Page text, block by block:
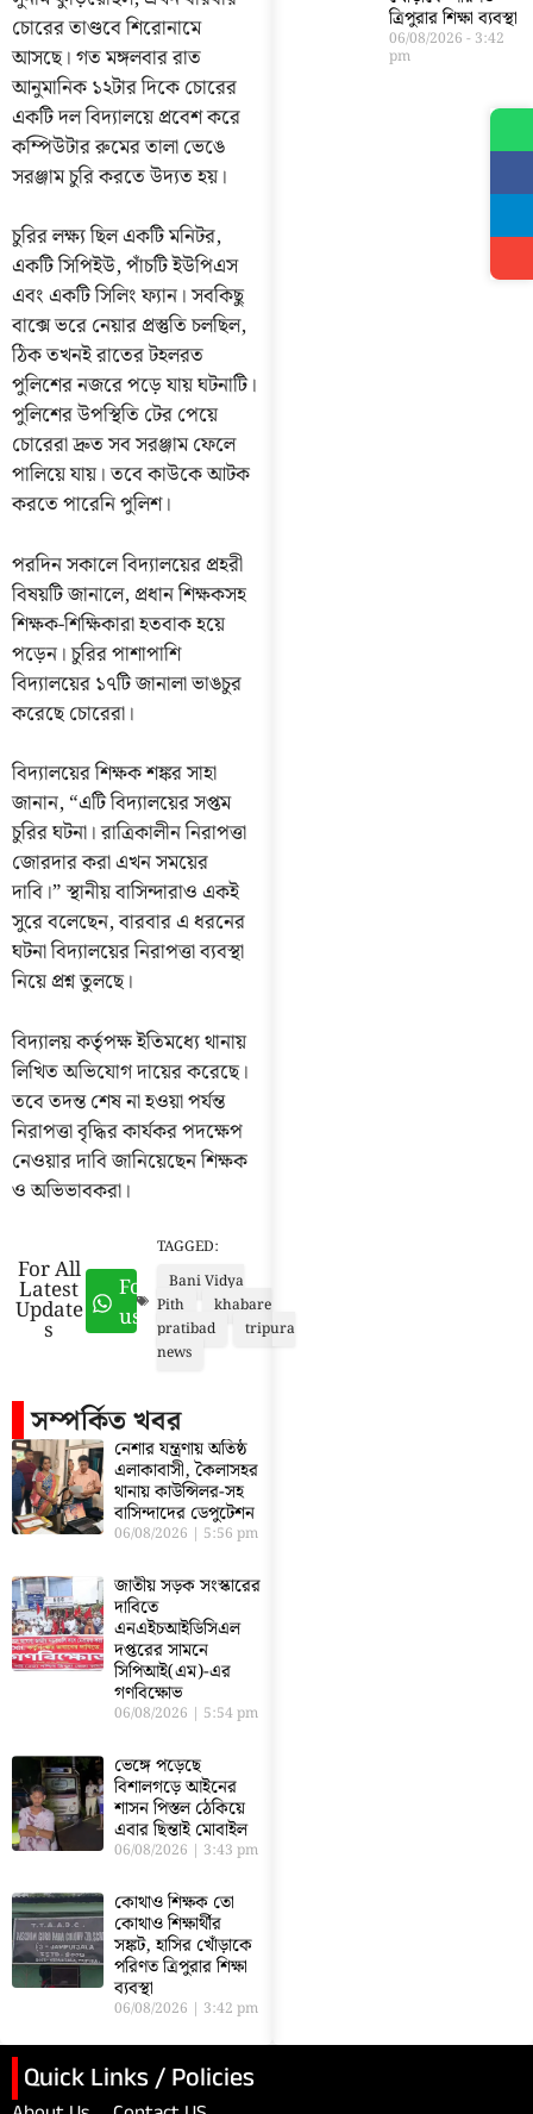
চোরের তাণ্ডবে শিরোনামে
আসছে। গত মঙ্গলবার রাত
আনুমানিক ১২টার দিকে চোরের
একটি দল বিদ্যালয়ে প্রবেশ করে
কম্পিউটার রুমের তালা ভেঙে
সরঞ্জাম চুরি করতে উদ্যত হয়।
চুরির লক্ষ্য ছিল একটি মনিটর,
একটি সিপিইউ, পাঁচটি ইউপিএস
এবং একটি সিলিং ফ্যান। সবকিছু
বাক্সে ভরে নেয়ার প্রস্তুতি চলছিল,
ঠিক তখনই রাতের টহলরত
পুলিশের নজরে পড়ে যায় ঘটনাটি।
পুলিশের উপস্থিতি টের পেয়ে
চোরেরা দ্রুত সব সরঞ্জাম ফেলে
পালিয়ে যায়। তবে কাউকে আটক
করতে পারেনি পুলিশ।
পরদিন সকালে বিদ্যালয়ের প্রহরী
বিষয়টি জানালে, প্রধান শিক্ষকসহ
শিক্ষক-শিক্ষিকারা হতবাক হয়ে
পড়েন। চুরির পাশাপাশি
বিদ্যালয়ের ১৭টি জানালা ভাঙচুর
করেছে চোরেরা।
বিদ্যালয়ের শিক্ষক শঙ্কর সাহা
জানান, “এটি বিদ্যালয়ের সপ্তম
চুরির ঘটনা। রাত্রিকালীন নিরাপত্তা
জোরদার করা এখন সময়ের
দাবি।” স্থানীয় বাসিন্দারাও একই
সুরে বলেছেন, বারবার এ ধরনের
ঘটনা বিদ্যালয়ের নিরাপত্তা ব্যবস্থা
নিয়ে প্রশ্ন তুলছে।
বিদ্যালয় কর্তৃপক্ষ ইতিমধ্যে থানায়
লিখিত অভিযোগ দায়ের করেছে।
তবে তদন্ত শেষ না হওয়া পর্যন্ত
নিরাপত্তা বৃদ্ধির কার্যকর পদক্ষেপ
নেওয়ার দাবি জানিয়েছেন শিক্ষক
ও অভিভাবকরা।
For All
Latest
Update
s
Follow
us
TAGGED:
Bani Vidya
Pith
khabare
pratibad
tripura
news
সম্পর্কিত খবর
নেশার যন্ত্রণায় অতিষ্ঠ
এলাকাবাসী, কৈলাসহর
থানায় কাউন্সিলর-সহ
বাসিন্দাদের ডেপুটেশন
06/08/2026 5:56 pm
জাতীয় সড়ক সংস্কারের
দাবিতে
এনএইচআইডিসিএল
দপ্তরের সামনে
সিপিআই(এম)-এর
গণবিক্ষোভ
06/08/2026 5:54 pm
ভেঙ্গে পড়েছে
বিশালগড়ে আইনের
শাসন পিস্তল ঠেকিয়ে
এবার ছিন্তাই মোবাইল
06/08/2026 3:43 pm
কোথাও শিক্ষক তো
কোথাও শিক্ষার্থীর
সঙ্কট, হাসির খোঁড়াকে
পরিণত ত্রিপুরার শিক্ষা
ব্যবস্থা
06/08/2026 3:42 pm
ত্রিপুরার শিক্ষা ব্যবস্থা
06/08/2026 3:42
pm
Quick Links / Policies